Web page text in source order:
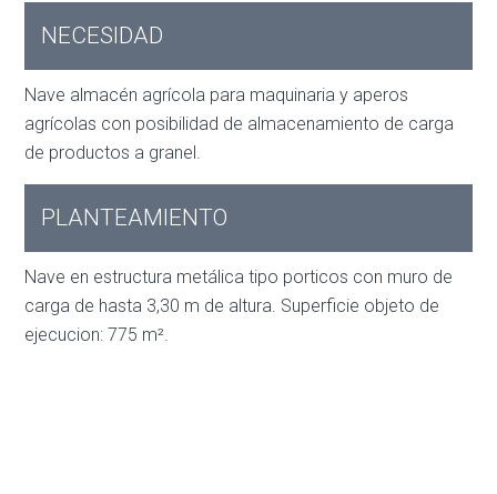
NECESIDAD
Nave almacén agrícola para maquinaria y aperos
agrícolas con posibilidad de almacenamiento de carga
de productos a granel.
PLANTEAMIENTO
Nave en estructura metálica tipo porticos con muro de
carga de hasta 3,30 m de altura. Superficie objeto de
ejecucion: 775 m².